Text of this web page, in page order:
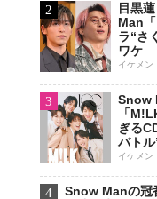
2
目黒
Man
ラ“さ
ワケ
イケメン
3
Snow
「
ぎる
バト
イケメン
4
Snow Manの